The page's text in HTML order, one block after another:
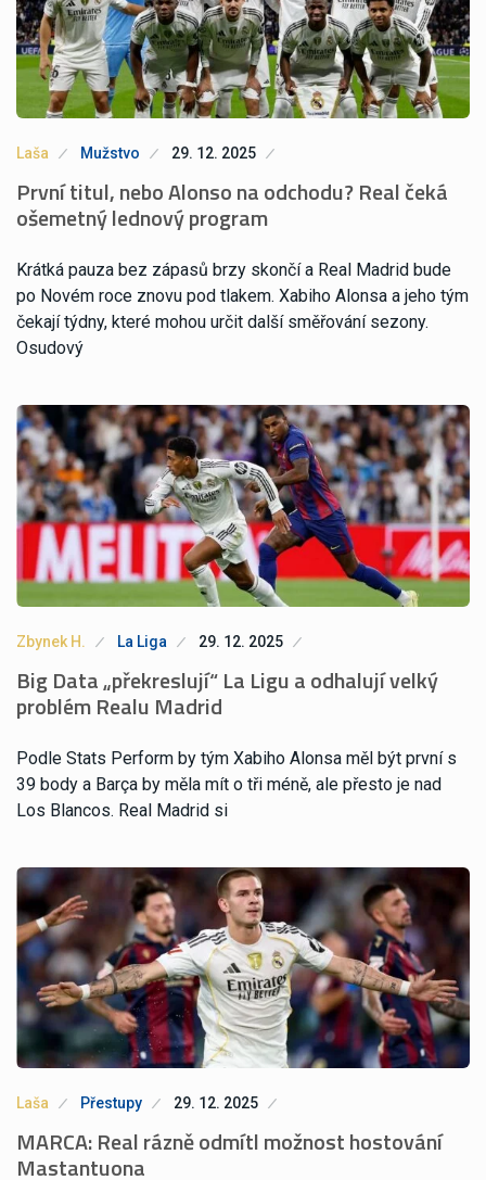
Laša Mužstvo 29. 12. 2025
První titul, nebo Alonso na odchodu? Real čeká
ošemetný lednový program
Krátká pauza bez zápasů brzy skončí a Real Madrid bude
po Novém roce znovu pod tlakem. Xabiho Alonsa a jeho tým
čekají týdny, které mohou určit další směřování sezony.
Osudový
Zbynek H. La Liga 29. 12. 2025
Big Data „překreslují“ La Ligu a odhalují velký
problém Realu Madrid
Podle Stats Perform by tým Xabiho Alonsa měl být první s
39 body a Barça by měla mít o tři méně, ale přesto je nad
Los Blancos. Real Madrid si
Laša Přestupy 29. 12. 2025
MARCA: Real rázně odmítl možnost hostování
Mastantuona